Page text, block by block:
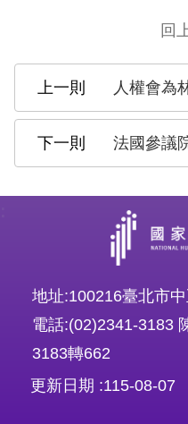
語
回
人權會為林淑雅
法國參議院副議長暨友臺
地址:100216臺北市
電話:(02)2341-3183
3183轉662
更新日期
115-08-07